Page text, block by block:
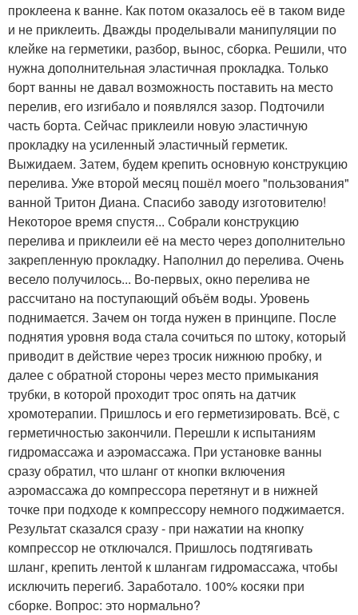
проклеена к ванне. Как потом оказалось её в таком виде
и не приклеить. Дважды проделывали манипуляции по
клейке на герметики, разбор, вынос, сборка. Решили, что
нужна дополнительная эластичная прокладка. Только
борт ванны не давал возможность поставить на место
перелив, его изгибало и появлялся зазор. Подточили
часть борта. Сейчас приклеили новую эластичную
прокладку на усиленный эластичный герметик.
Выжидаем. Затем, будем крепить основную конструкцию
перелива. Уже второй месяц пошёл моего "пользования"
ванной Тритон Диана. Спасибо заводу изготовителю!
Некоторое время спустя... Собрали конструкцию
перелива и приклеили её на место через дополнительно
закрепленную прокладку. Наполнил до перелива. Очень
весело получилось... Во-первых, окно перелива не
рассчитано на поступающий объём воды. Уровень
поднимается. Зачем он тогда нужен в принципе. После
поднятия уровня вода стала сочиться по штоку, который
приводит в действие через тросик нижнюю пробку, и
далее с обратной стороны через место примыкания
трубки, в которой проходит трос опять на датчик
хромотерапии. Пришлось и его герметизировать. Всё, с
герметичностью закончили. Перешли к испытаниям
гидромассажа и аэромассажа. При установке ванны
сразу обратил, что шланг от кнопки включения
аэромассажа до компрессора перетянут и в нижней
точке при подходе к компрессору немного поджимается.
Результат сказался сразу - при нажатии на кнопку
компрессор не отключался. Пришлось подтягивать
шланг, крепить лентой к шлангам гидромассажа, чтобы
исключить перегиб. Заработало. 100% косяки при
сборке. Вопрос: это нормально?